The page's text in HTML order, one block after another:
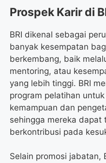
Prospek Karir di
BRI dikenal sebagai
banyak kesempatan
berkembang, baik
mentoring, atau
yang lebih tinggi. BRI
program pelatihan
kemampuan dan
sehingga mereka dapat
berkontribusi pada
Selain promosi jabatan,